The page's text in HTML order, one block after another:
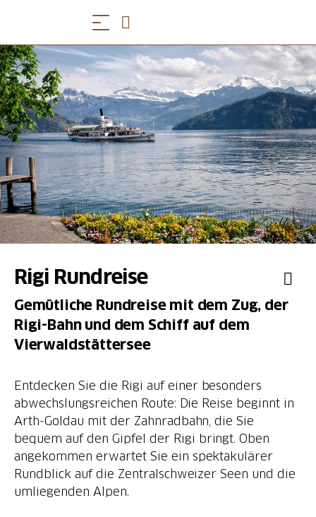
Rigi Rundreise
Gemütliche Rundreise mit dem Zug, der
Rigi-Bahn und dem Schiff auf dem
Vierwaldstättersee
Entdecken Sie die Rigi auf einer besonders
abwechslungsreichen Route: Die Reise beginnt in
Arth-Goldau mit der Zahnradbahn, die Sie
bequem auf den Gipfel der Rigi bringt. Oben
angekommen erwartet Sie ein spektakulärer
Rundblick auf die Zentralschweizer Seen und die
umliegenden Alpen.